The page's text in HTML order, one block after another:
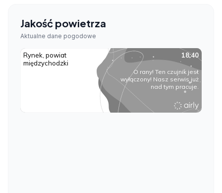
Jakość powietrza
Aktualne dane pogodowe